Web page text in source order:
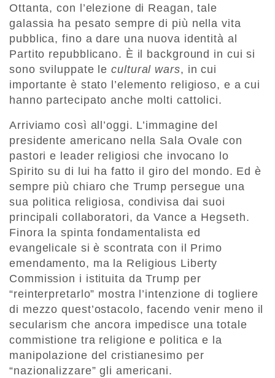
Ottanta, con l’elezione di Reagan, tale
galassia ha pesato sempre di più nella vita
pubblica, fino a dare una nuova identità al
Partito repubblicano. È il background in cui si
sono sviluppate lecultural wars, in cui
importante è stato l’elemento religioso, e a cui
hanno partecipato anche molti cattolici.
Arriviamo così all’oggi. L’immagine del
presidente americano nella Sala Ovale con
pastori e leader religiosi che invocano lo
Spirito su di lui ha fatto il giro del mondo. Ed è
sempre più chiaro che Trump persegue una
sua politica religiosa, condivisa dai suoi
principali collaboratori, da Vance a Hegseth.
Finora la spinta fondamentalista ed
evangelicale si è scontrata con il Primo
emendamento, ma la Religious Liberty
Commission i istituita da Trump per
“reinterpretarlo” mostra l’intenzione di togliere
di mezzo quest’ostacolo, facendo venir meno il
secularism che ancora impedisce una totale
commistione tra religione e politica e la
manipolazione del cristianesimo per
“nazionalizzare” gli americani.